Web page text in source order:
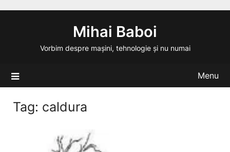
Mihai Baboi
Vorbim despre mașini, tehnologie și nu numai
Menu
Tag: caldura